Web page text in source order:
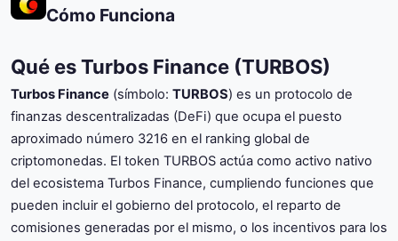
Cómo Funciona
Qué es Turbos Finance (TURBOS)
Turbos Finance (símbolo: TURBOS) es un protocolo de
finanzas descentralizadas (DeFi) que ocupa el puesto
aproximado número 3216 en el ranking global de
criptomonedas. El token TURBOS actúa como activo nativo
del ecosistema Turbos Finance, cumpliendo funciones que
pueden incluir el gobierno del protocolo, el reparto de
comisiones generadas por el mismo, o los incentivos para los